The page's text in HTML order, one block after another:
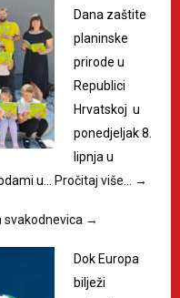
Dana zaštite
planinske
prirode u
Republici
Hrvatskoj u
ponedjeljak 8.
lipnja u
u…
Pročitaj više… →
svakodnevica →
Dok Europa
bilježi